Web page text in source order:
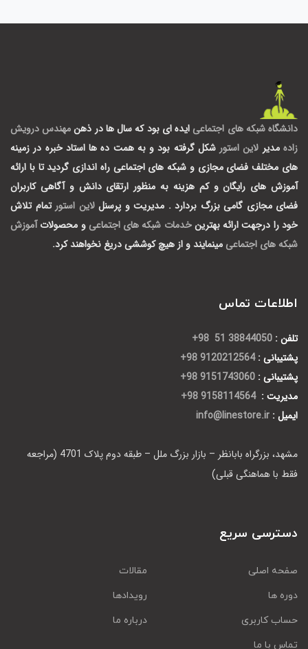
دانشگاه شبکه های اجتماعی ایده ای بود که سال ها در ذهنمهندس درویش
زاده مدیر لاین استور شکل گرفته بود و به همت ده ها استاد خبره در زمینه
های مختلف فضای مجازی و شبکه های اجتماعی راه اندازی گردید تا با ارائه
آموزش های رایگان و کم هزینه به منظور ارتقای دانش و آگاهی کاربران
فضای مجازی گامی بزرگ بردارد . مدیریت و پرسنللاین استور تمام تلاش
خود را درجهت ارائه بهترینخدمات شبکه های اجتماعی و محصولات آموزش
شبکه های اجتماعی مینمایند و از هیچ کوششی دریغ نخواهند کرد.
اطلاعات تماس
تلفن : 38844050 51 98+
پشتیبانی : 9120212564 98+
پشتیبانی : 9151743060 98+
مدیریت : 9158114564 98+
ایمیل : info@linestore.ir
مشهد، بزرگراه بابانظر – بازار بزرگ ملل – طبقه دوم پلاک 4701 (مراجعه
فقط با هماهنگی قبلی)
دسترسی سریع
صفحه اصلی
مقالات
دوره ها
رویدادها
حساب کاربری
درباره ما
تماس با ما